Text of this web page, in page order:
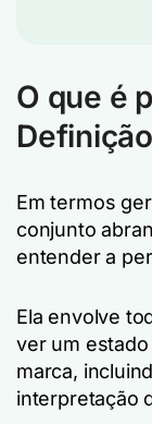
O que é
Definição
Em termos
conjunto
entender a
Ela envolve
ver um
marca,
interpretação